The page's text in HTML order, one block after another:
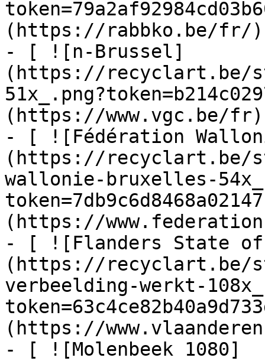
(https://rabbko.be/fr/)
- [ ![n-Brussel]
(https://recyclart.be/
(https://www.vgc.be/fr)
- [ ![Fédération
(https://recyclart.be/
wallonie-bruxelles-
(https://
- [ ![Flanders State
(https://recyclart.be/
verbeelding-werkt-
(https://
- [ ![Molenbeek 1080]